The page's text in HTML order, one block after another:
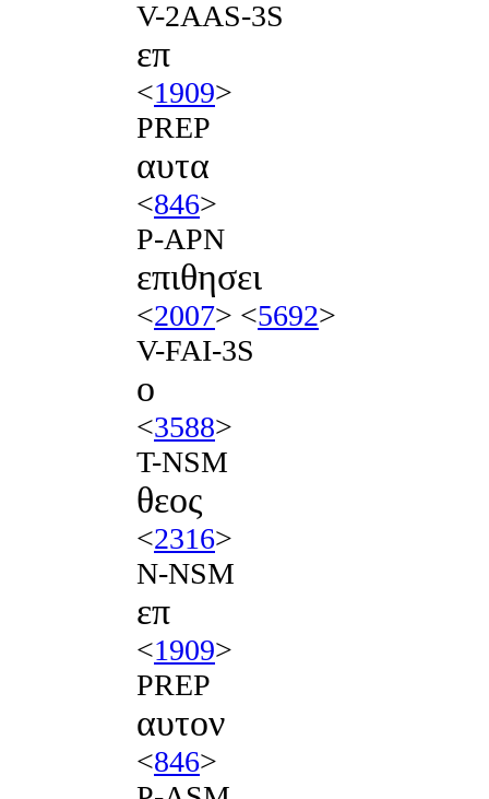
V-2AAS-3S
επ
<1909>
PREP
αυτα
<846>
P-APN
επιθησει
<2007> <5692>
V-FAI-3S
ο
<3588>
T-NSM
θεος
<2316>
N-NSM
επ
<1909>
PREP
αυτον
<846>